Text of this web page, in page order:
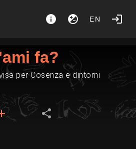
EN
fa?
per Cosenza e dintorni